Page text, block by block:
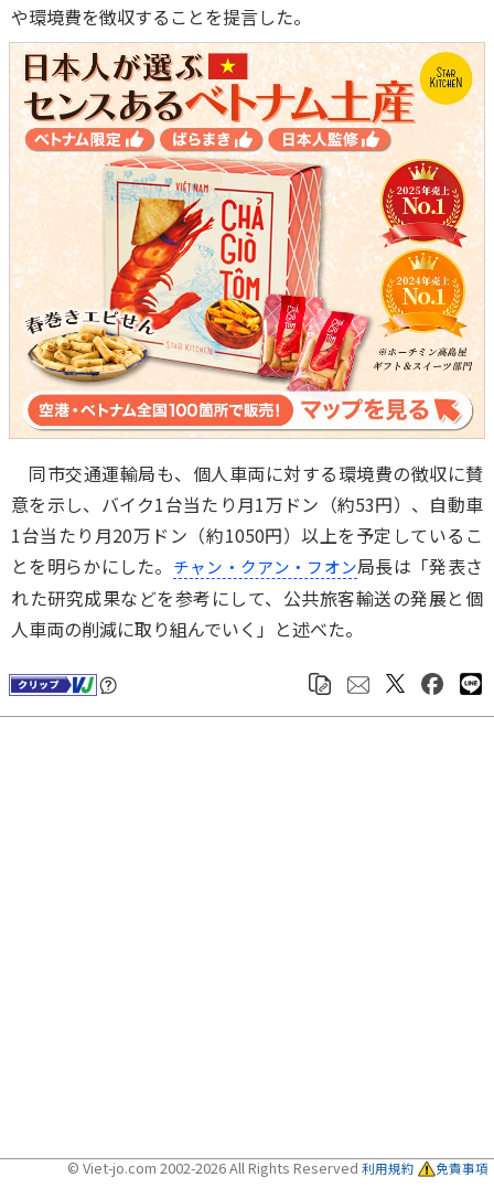
や環境費を徴収することを提言した。
同市交通運輸局も、個人車両に対する環境費の徴収に賛
意を示し、バイク1台当たり月1万ドン（約53円）、自動車
1台当たり月20万ドン（約1050円）以上を予定しているこ
とを明らかにした。 チャン・クアン・フオン局長は「発表さ
れた研究成果などを参考にして、公共旅客輸送の発展と個
人車両の削減に取り組んでいく」と述べた。
© Viet-jo.com 2002-2026 All Rights Reserved 利用規約 免責事項